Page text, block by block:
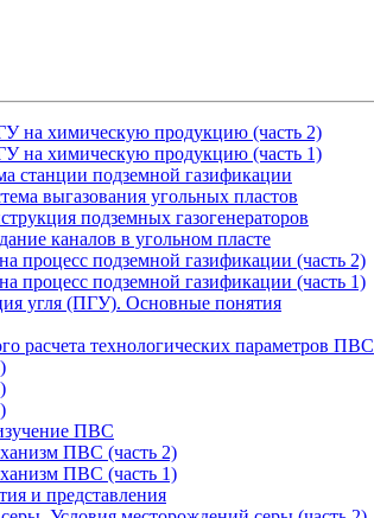
на химическую продукцию (часть 2)
на химическую продукцию (часть 1)
станции подземной газификации
выгазования угольных пластов
подземных газогенераторов
каналов в угольном пласте
процесс подземной газификации (часть 2)
процесс подземной газификации (часть 1)
угля (ПГУ). Основные понятия
расчета технологических параметров ПВС
ПВС
ПВС (часть 2)
ПВС (часть 1)
и представления